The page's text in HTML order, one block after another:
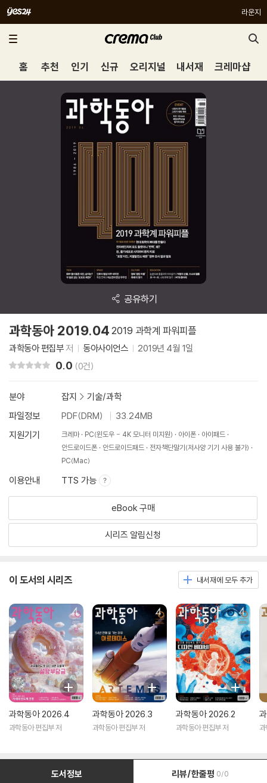
라운지
홈 추천 인기 신규 오리지널 내서재 크레마샵
공유하기
과학동아 2019.04 2019 과학계 파워피플
과학동아 편집부저 동아사이언스 2019년 4월 1일
0.0 (0건)
분야 잡지 > 기술/과학
파일정보
PDF(DRM)
33.24MB
지원기기
크레마 PC(윈도우 - 4K 모니터 미지원) 아이폰
아이패드
안드로이드폰
안드로이드패드
전자책단말기(저사양 기기 사용 불가)
PC(Mac)
이용안내 TTS 가능
eBook 구매
시리즈 알림신청
이 도서의 시리즈 내서재에 모두 추가
과학동아 2026.4
과학동아 편집부 저
과학동아 2026.3
과학동아 편집부 저
과학동아 2026.2
과학동아 편집부 저
도서정보 리뷰/한줄평 0/0